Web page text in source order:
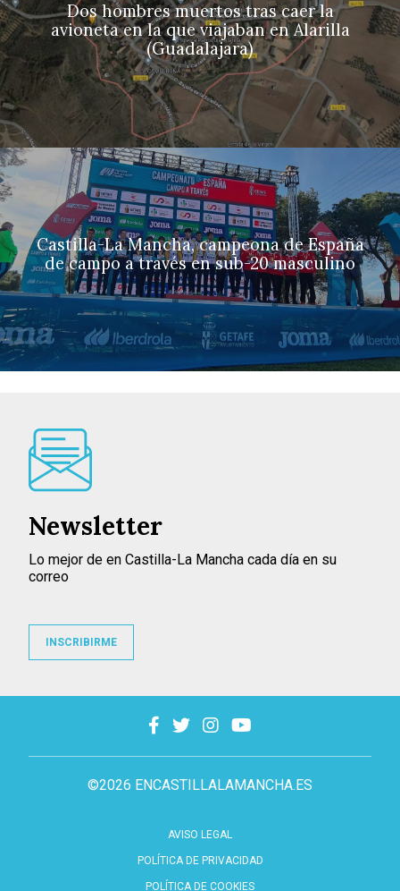
Dos hombres muertos tras caer la
avioneta en la que viajaban en Alarilla
(Guadalajara)
Castilla-La Mancha, campeona de España
de campo a través en sub-20 masculino
©2026 ENCASTILLALAMANCHA.ES
AVISO LEGAL
POLÍTICA DE PRIVACIDAD
POLÍTICA DE COOKIES
Newsletter
Lo mejor de en Castilla-La Mancha cada día en su
correo
INSCRIBIRME